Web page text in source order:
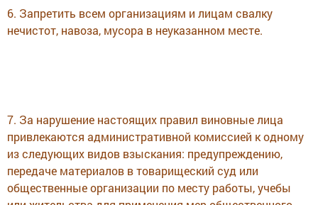
6. Запретить всем организациям и лицам свалку
нечистот, навоза, мусора в неуказанном месте.
7. За нарушение настоящих правил виновные лица
привлекаются административной комиссией к одному
из следующих видов взыскания: предупреждению,
передаче материалов в товарищеский суд или
общественные организации по месту работы, учебы